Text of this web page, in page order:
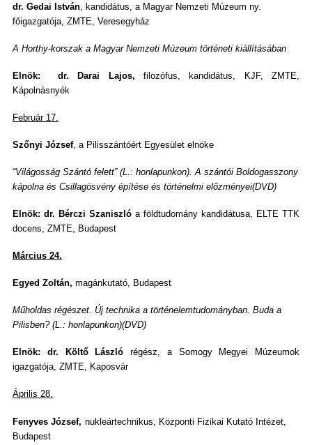
dr. Gedai István , kandidátus, a Magyar Nemzeti Múzeum ny.
főigazgatója, ZMTE, Veresegyház
A Horthy-korszak a Magyar Nemzeti Múzeum történeti kiállításában
Elnök: dr. Darai Lajos, filozófus, kandidátus, KJF, ZMTE,
Kápolnásnyék
Február 17.
Szőnyi József, a Pilisszántóért Egyesület elnöke
“Világosság Szántó felett” (L.: honlapunkon). A szántói Boldogasszony
kápolna és Csillagösvény építése és történelmi előzményei(DVD)
Elnök: dr. Bérczi Szaniszló a földtudomány kandi­dátusa, ELTE TTK
docens, ZMTE, Budapest
Március 24.
Egyed Zoltán, magánkutató, Budapest
Műholdas régészet. Új technika a történelemtudományban. Buda a
Pilisben? (L.: honlapunkon)(DVD)
Elnök: dr. Költő László régész, a Somogy Megyei Múzeumok
igazgatója, ZMTE, Kaposvár
Április 28.
Fenyves József, nukleártechnikus, Központi Fizikai Kutató Intézet,
Budapest